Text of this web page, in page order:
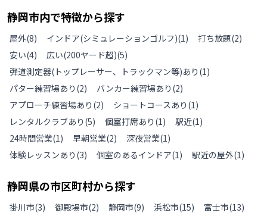
静岡市内で特徴から探す
屋外(8) インドア(シミュレーションゴルフ)(1) 打ち放題(2)
安い(4) 広い(200ヤード超)(5)
弾道測定器(トップレーサー、トラックマン等)あり (1)
パター練習場あり (2) バンカー練習場あり (2)
アプローチ練習場あり (2) ショートコースあり (1)
レンタルクラブあり (5) 個室打席あり (1) 駅近(1)
24時間営業(1) 早朝営業(2) 深夜営業(1)
体験レッスンあり (3) 個室のあるインドア(1) 駅近の屋外(1)
静岡県の市区町村から探す
掛川市(3) 御殿場市(2) 静岡市(9) 浜松市(15) 富士市(13)